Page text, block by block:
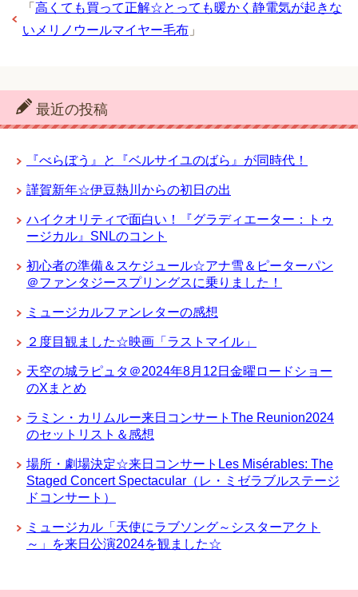
「 高くても買って正解☆とっても暖かく静電気が起きな
いメリノウールマイヤー毛布 」
最近の投稿
『べらぼう』と『ベルサイユのばら』が同時代！
謹賀新年☆伊豆熱川からの初日の出
ハイクオリティで面白い！『グラディエーター：トゥ
ージカル』SNLのコント
初心者の準備＆スケジュール☆アナ雪＆ピーターパン
＠ファンタジースプリングスに乗りました！
ミュージカルファンレターの感想
２度目観ました☆映画「ラストマイル」
天空の城ラピュタ＠2024年8月12日金曜ロードショー
のXまとめ
ラミン・カリムルー来日コンサートThe Reunion2024
のセットリスト＆感想
場所・劇場決定☆来日コンサートLes Misérables: The
Staged Concert Spectacular（レ・ミゼラブルステージ
ドコンサート）
ミュージカル「天使にラブソング～シスターアクト
～」を来日公演2024を観ました☆